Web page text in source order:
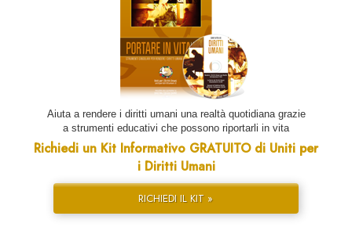
Aiuta a rendere i diritti umani una realtà quotidiana grazie
a strumenti educativi che possono riportarli in vita
Richiedi un Kit Informativo GRATUITO di Uniti per
i Diritti Umani
RICHIEDI IL KIT »